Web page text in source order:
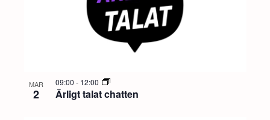
MAR
2 Ärligt talat chatten
09:00 - 12:00